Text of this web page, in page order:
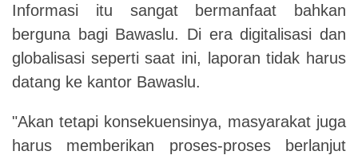
Informasi itu sangat bermanfaat bahkan
berguna bagi Bawaslu. Di era digitalisasi dan
globalisasi seperti saat ini, laporan tidak harus
datang ke kantor Bawaslu.
"Akan tetapi konsekuensinya, masyarakat juga
harus memberikan proses-proses berlanjut